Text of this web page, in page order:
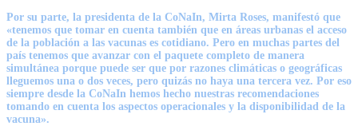
Por su parte, la presidenta de la CoNaIn, Mirta Roses, manifestó que
«tenemos que tomar en cuenta también que en áreas urbanas el acceso
de la población a las vacunas es cotidiano. Pero en muchas partes del
país tenemos que avanzar con el paquete completo de manera
simultánea porque puede ser que por razones climáticas o geográficas
lleguemos una o dos veces, pero quizás no haya una tercera vez. Por eso
siempre desde la CoNaIn hemos hecho nuestras recomendaciones
tomando en cuenta los aspectos operacionales y la disponibilidad de la
vacuna».